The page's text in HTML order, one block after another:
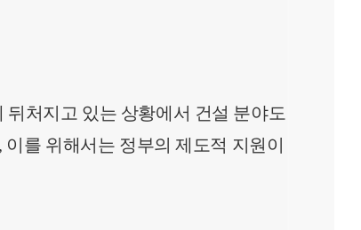
처지고 있는 상황에서 건설 분야도
를 위해서는 정부의 제도적 지원이